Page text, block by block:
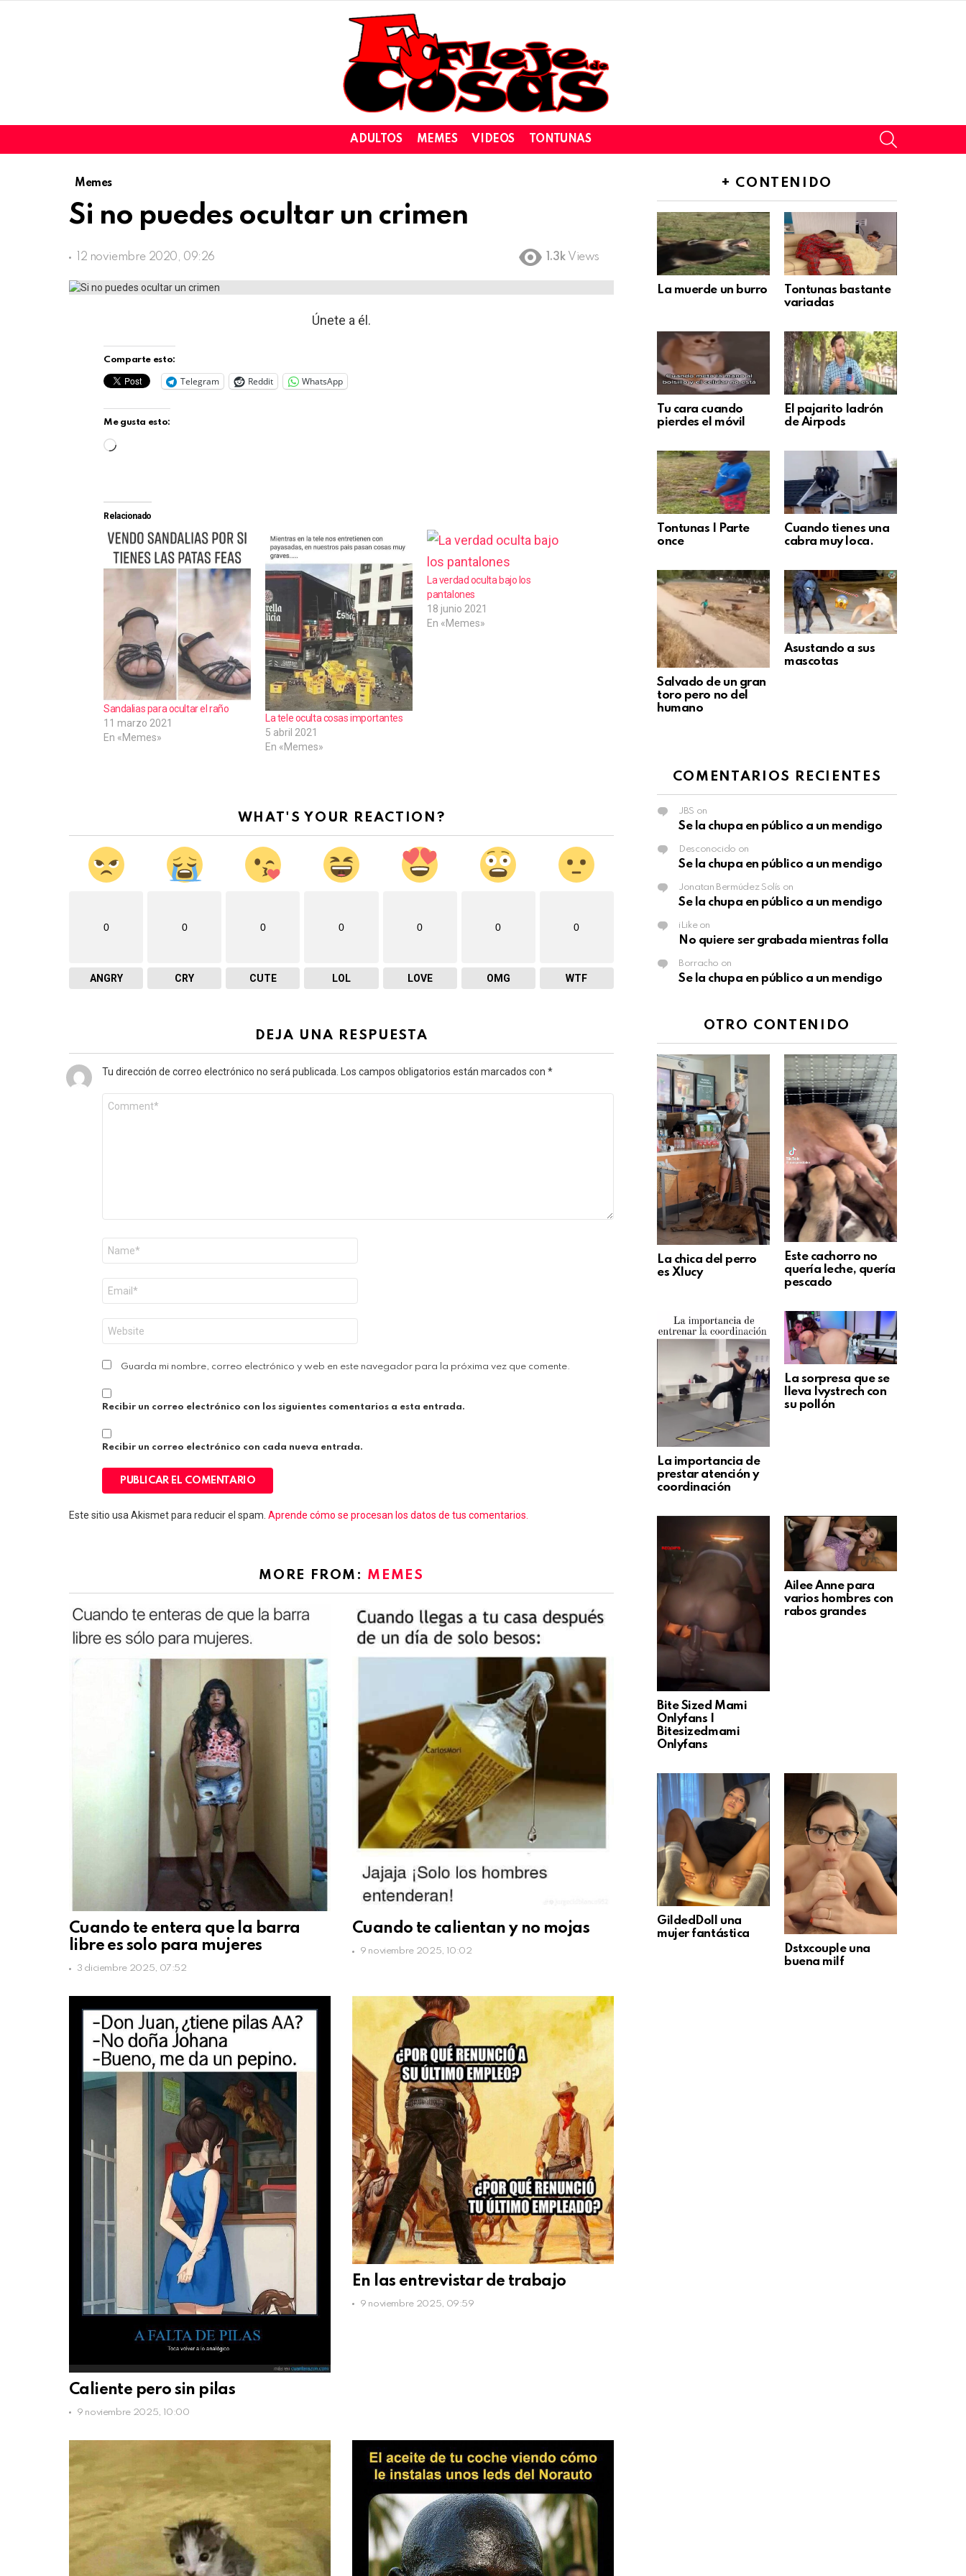
ADULTOS MEMES VIDEOS TONTUNAS
Memes
Si no puedes ocultar un crimen
12 noviembre 2020, 09:26 1.3k Views
Únete a él.
Comparte esto:
Telegram Reddit WhatsApp
Me gusta esto:
g
a
n
.
.
.
Relacionado
Sandalias para ocultar el raño
11 marzo 2021
En «Memes»
La tele oculta cosas importantes
5 abril 2021
En «Memes»
La verdad oculta bajo los
pantalones
18 junio 2021
En «Memes»
WHAT'S YOUR REACTION?
0
ANGRY
0
CRY
0
CUTE
0
LOL
0
LOVE
0
OMG
0
WTF
DEJA UNA RESPUESTA
Tu dirección de correo electrónico no será publicada. Los campos obligatorios están marcados con *
electrónico
*
Guarda mi nombre, correo electrónico y web en este navegador para la próxima vez que comente.
Recibir un correo electrónico con los siguientes comentarios a esta entrada.
Recibir un correo electrónico con cada nueva entrada.
Este sitio usa Akismet para reducir el spam. Aprende cómo se procesan los datos de tus comentarios.
MORE FROM: MEMES
Cuando te entera que la barra
libre es solo para mujeres
3 diciembre 2025, 07:52
Cuando te calientan y no mojas
9 noviembre 2025, 10:02
Caliente pero sin pilas
9 noviembre 2025, 10:00
En las entrevistar de trabajo
9 noviembre 2025, 09:59
+ CONTENIDO
La muerde un burro
Tontunas bastante
variadas
Tu cara cuando
pierdes el móvil
El pajarito ladrón
de Airpods
Tontunas | Parte
once
Cuando tienes una
cabra muy loca.
Salvado de un gran
toro pero no del
humano
Asustando a sus
mascotas
COMENTARIOS RECIENTES
JBS on
Se la chupa en público a un mendigo
Desconocido on
Se la chupa en público a un mendigo
Jonatan Bermúdez Solís on
Se la chupa en público a un mendigo
iLikeon
No quiere ser grabada mientras folla
Borracho on
Se la chupa en público a un mendigo
OTRO CONTENIDO
La chica del perro
es Xlucy
Este cachorro no
quería leche, quería
pescado
La importancia de
prestar atención y
coordinación
La sorpresa que se
lleva Ivystrech con
su pollón
Bite Sized Mami
Onlyfans |
Bitesizedmami
Onlyfans
Ailee Anne para
varios hombres con
rabos grandes
GildedDoll una
mujer fantástica
Dstxcouple una
buena milf